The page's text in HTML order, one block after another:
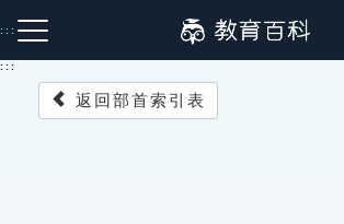
到
主
:::
:::
返回部首索引表